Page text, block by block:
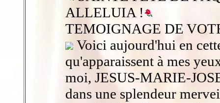
ALLELUIA !
TEMOIGNAGE DE
Voici aujourd'hui en
qu'apparaissent à mes
moi, JESUS-MARIE-
dans une splendeur